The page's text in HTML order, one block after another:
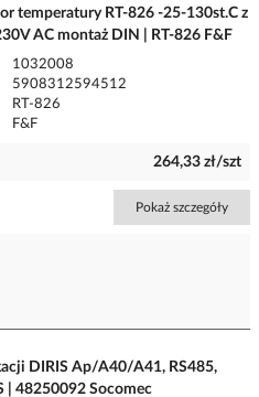
temperatury RT-826 -25-130st.C z
AC montaż DIN | RT-826 F&F
1032008
5908312594512
RT-826
F&F
264,33 zł/szt
Pokaż szczegóły
DIRIS Ap/A40/A41, RS485,
| 48250092 Socomec